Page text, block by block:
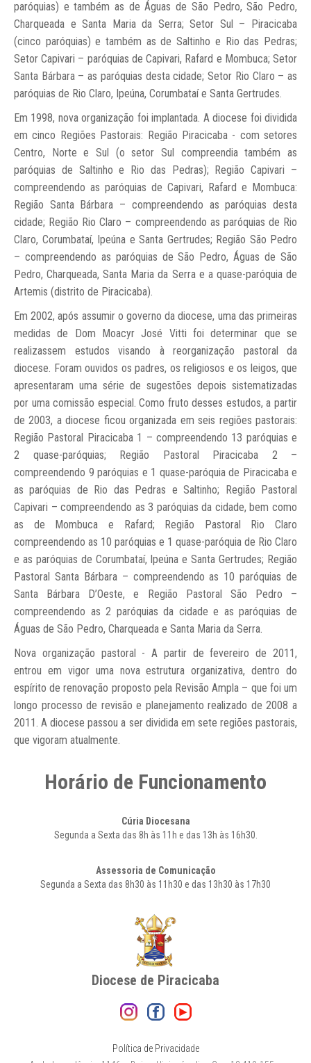
paróquias) e também as de Águas de São Pedro, São Pedro,
Charqueada e Santa Maria da Serra; Setor Sul – Piracicaba
(cinco paróquias) e também as de Saltinho e Rio das Pedras;
Setor Capivari – paróquias de Capivari, Rafard e Mombuca; Setor
Santa Bárbara – as paróquias desta cidade; Setor Rio Claro – as
paróquias de Rio Claro, Ipeúna, Corumbataí e Santa Gertrudes.
Em 1998, nova organização foi implantada. A diocese foi dividida
em cinco Regiões Pastorais: Região Piracicaba - com setores
Centro, Norte e Sul (o setor Sul compreendia também as
paróquias de Saltinho e Rio das Pedras); Região Capivari –
compreendendo as paróquias de Capivari, Rafard e Mombuca:
Região Santa Bárbara – compreendendo as paróquias desta
cidade; Região Rio Claro – compreendendo as paróquias de Rio
Claro, Corumbataí, Ipeúna e Santa Gertrudes; Região São Pedro
– compreendendo as paróquias de São Pedro, Águas de São
Pedro, Charqueada, Santa Maria da Serra e a quase-paróquia de
Artemis (distrito de Piracicaba).
Em 2002, após assumir o governo da diocese, uma das primeiras
medidas de Dom Moacyr José Vitti foi determinar que se
realizassem estudos visando à reorganização pastoral da
diocese. Foram ouvidos os padres, os religiosos e os leigos, que
apresentaram uma série de sugestões depois sistematizadas
por uma comissão especial. Como fruto desses estudos, a partir
de 2003, a diocese ficou organizada em seis regiões pastorais:
Região Pastoral Piracicaba 1 – compreendendo 13 paróquias e
2 quase-paróquias; Região Pastoral Piracicaba 2 –
compreendendo 9 paróquias e 1 quase-paróquia de Piracicaba e
as paróquias de Rio das Pedras e Saltinho; Região Pastoral
Capivari – compreendendo as 3 paróquias da cidade, bem como
as de Mombuca e Rafard; Região Pastoral Rio Claro
compreendendo as 10 paróquias e 1 quase-paróquia de Rio Claro
e as paróquias de Corumbataí, Ipeúna e Santa Gertrudes; Região
Pastoral Santa Bárbara – compreendendo as 10 paróquias de
Santa Bárbara D’Oeste, e Região Pastoral São Pedro –
compreendendo as 2 paróquias da cidade e as paróquias de
Águas de São Pedro, Charqueada e Santa Maria da Serra.
Nova organização pastoral - A partir de fevereiro de 2011,
entrou em vigor uma nova estrutura organizativa, dentro do
espírito de renovação proposto pela Revisão Ampla – que foi um
longo processo de revisão e planejamento realizado de 2008 a
2011. A diocese passou a ser dividida em sete regiões pastorais,
que vigoram atualmente.
Horário de Funcionamento
Cúria Diocesana
Segunda a Sexta das 8h às 11h e das 13h às 16h30.
Assessoria de Comunicação
Segunda a Sexta das 8h30 às 11h30 e das 13h30 às 17h30
Diocese de Piracicaba
Política de Privacidade